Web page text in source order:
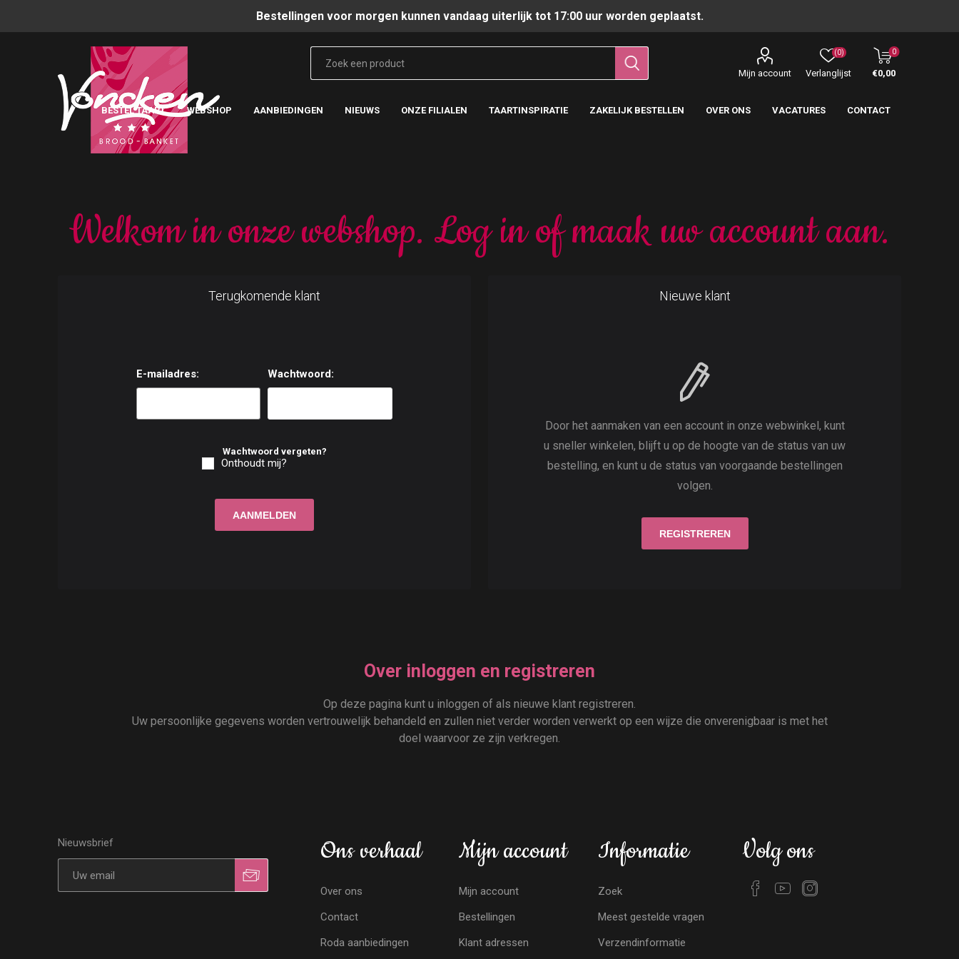
Bestellingen voor morgen kunnen vandaag uiterlijk tot 17:00 uur worden geplaatst.
Mijn account Verlanglijst
(0) 0
€0,00
BESTEL TAART WEBSHOP AANBIEDINGEN NIEUWS ONZE FILIALEN TAARTINSPIRATIE ZAKELIJK BESTELLEN OVER ONS VACATURES CONTACT
Welkom in onze webshop. Log in of maak uw account aan.
Nieuwe klant
Door het aanmaken van een account in onze webwinkel, kunt
u sneller winkelen, blijft u op de hoogte van de status van uw
bestelling, en kunt u de status van voorgaande bestellingen
volgen.
Terugkomende klant
E-mailadres: Wachtwoord:
Wachtwoord vergeten?
Onthoudt mij?
Over inloggen en registreren
Op deze pagina kunt u inloggen of als nieuwe klant registreren.
Uw persoonlijke gegevens worden vertrouwelijk behandeld en zullen niet verder worden verwerkt op een wijze die onverenigbaar is met het
doel waarvoor ze zijn verkregen.
Nieuwsbrief Ons verhaal
Over ons
Contact
Roda aanbiedingen
Mijn account
Mijn account
Bestellingen
Klant adressen
Informatie
Zoek
Meest gestelde vragen
Verzendinformatie
Volg ons